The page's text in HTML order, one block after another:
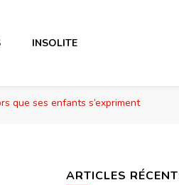
INSOLITE
que ses enfants s’expriment
ARTICLES